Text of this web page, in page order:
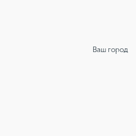
Ваш город